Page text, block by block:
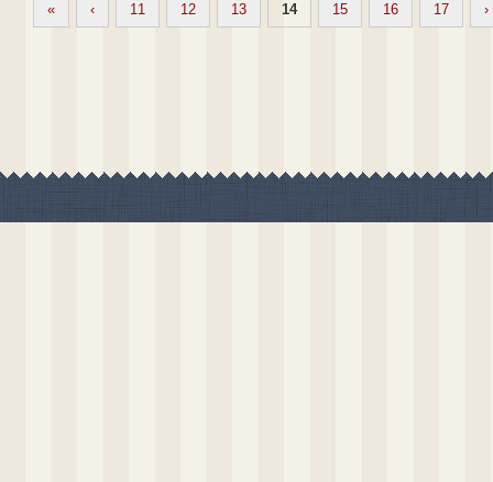
« ‹ 11 12 13 14 15 16 17 ›